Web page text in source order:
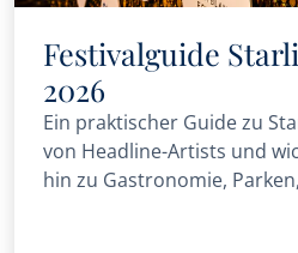
Festivalguide
2026
Ein praktischer Guide zu
von Headline-Artists und
hin zu Gastronomie,